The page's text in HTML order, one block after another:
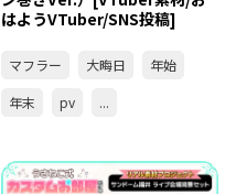
はようVTuber/SNS投稿]
マフラー 大晦日
年始
年末
pv ...